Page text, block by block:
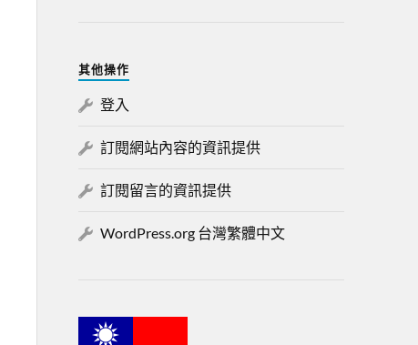
其他操作
登入
訂閱網站內容的資訊提供
訂閱留言的資訊提供
WordPress.org 台灣繁體中文